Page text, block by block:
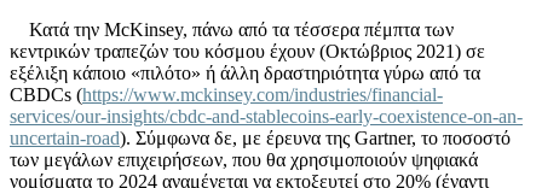
Κατά την McKinsey, πάνω από τα τέσσερα πέμπτα των
κεντρικών τραπεζών του κόσμου έχουν (Οκτώβριος 2021) σε
εξέλιξη κάποιο «πιλότο» ή άλλη δραστηριότητα γύρω από τα
CBDCs (https://www.mckinsey.com/industries/financial-
services/our-insights/cbdc-and-stablecoins-early-coexistence-on-an-
uncertain-road). Σύμφωνα δε, με έρευνα της Gartner, το ποσοστό
των μεγάλων επιχειρήσεων, που θα χρησιμοποιούν ψηφιακά
νομίσματα το 2024 αναμένεται να εκτοξευτεί στο 20% (έναντι